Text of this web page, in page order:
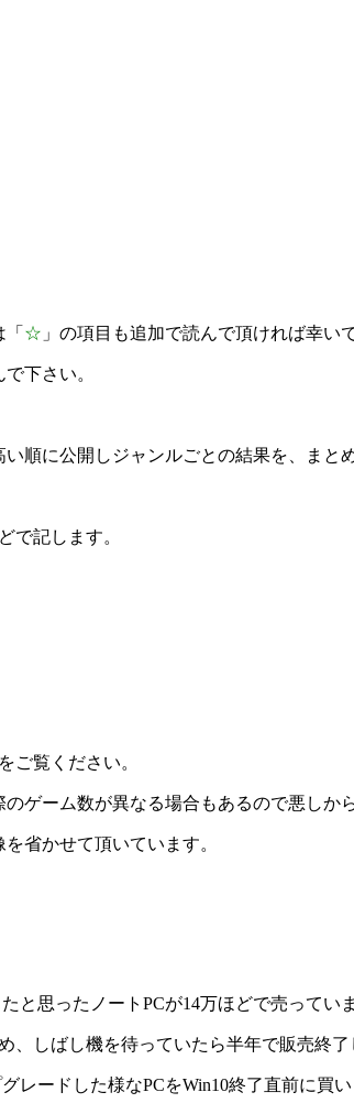
☆ 」の項目も追加で読んで頂ければ幸い
下さい。
順に公開しジャンルごとの結果を、まと
で記します。
をご覧ください。
ゲーム数が異なる場合もあるので悪しか
省かせて頂いています。
と思ったノートPCが14万ほどで売ってい
、しばし機を待っていたら半年で販売終
レードした様なPCをWin10終了直前に買